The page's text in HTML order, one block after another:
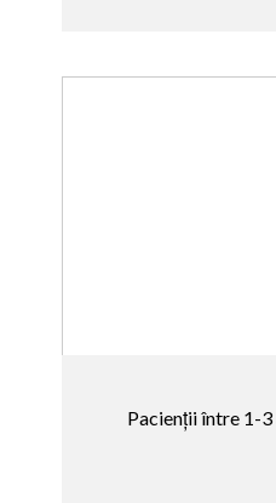
Pacienții între 1-